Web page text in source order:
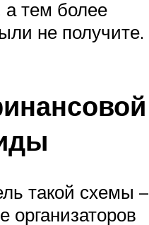
а тем более
не получите.
такой схемы –
организаторов